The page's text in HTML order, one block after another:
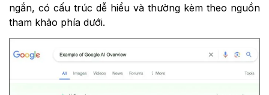
ngắn, có cấu trúc dễ hiểu và thường kèm theo nguồn
tham khảo phía dưới.